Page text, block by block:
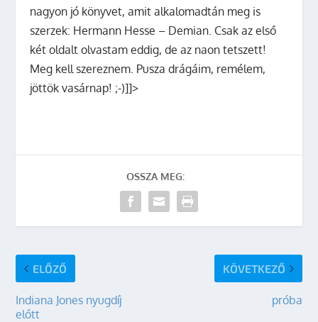
nagyon jó könyvet, amit alkalomadtán meg is
szerzek: Hermann Hesse – Demian. Csak az első
két oldalt olvastam eddig, de az naon tetszett!
Meg kell szereznem. Pusza drágáim, remélem,
jöttök vasárnap! ;-)]]>
OSSZA MEG:
ELŐZŐ
Indiana Jones nyugdíj
előtt
KÖVETKEZŐ
próba